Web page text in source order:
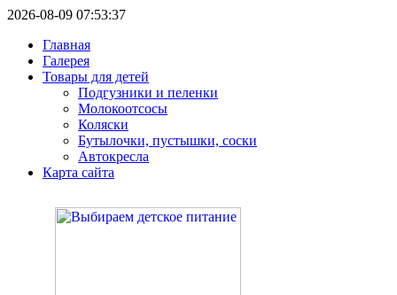
2026-08-09 07:53:37
Главная
Галерея
Товары для детей
Подгузники и пеленки
Молокоотсосы
Коляски
Бутылочки, пустышки, соски
Автокресла
Карта сайта